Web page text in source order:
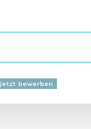
jetzt bewerben